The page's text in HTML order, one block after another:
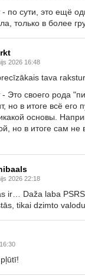
- по сути, это ещё
только в более
2026 16:48
tava
Это своего рода
но в итоге всё его
основы.
но в итоге сам не
2026 22:18
ir… Daža laba
tikai dzimto